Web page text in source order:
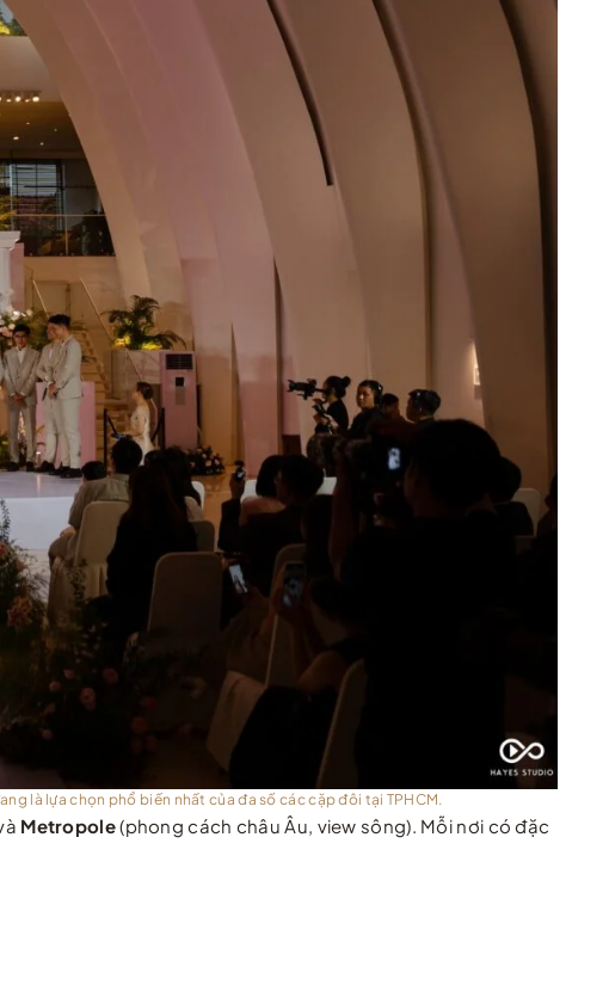
là lựa chọn phổ biến nhất của đa số các cặp đôi tại TPHCM.
Metropole(phong cách châu Âu, view sông). Mỗi nơi có đặc